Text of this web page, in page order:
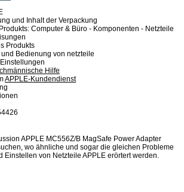
und Inhalt der Verpackung
Computer & Büro - Komponenten - Netzteile
Produkts
Bedienung von netzteile
Hilfe
APPLE-Kundendienst
APPLE MC556Z/B MagSafe Power Adapter
wo ähnliche und sogar die gleichen Probleme
Einstellen von Netzteile APPLE erörtert werden.